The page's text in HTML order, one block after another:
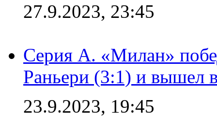
27.9.2023, 23:45
Серия А. «Милан»
Раньери (3:1) и вышел
23.9.2023, 19:45